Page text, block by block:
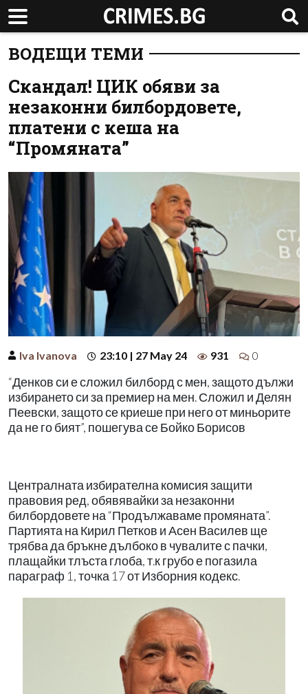
ВОДЕЩИ ТЕМИ
Скандал! ЦИК обяви за
незаконни билбордовете,
платени с кеша на
“Промяната”
Iva Ivanova 23:10 | 27 May 24 931 0
“Денков си е сложил билборд с мен, защото дължи
избирането си за премиер на мен. Сложил и Делян
Пеевски, защото се криеше при него от миньорите
да не го бият”, пошегува се Бойко Борисов
Централната избирателна комисия защити
правовия ред, обявявайки за незаконни
билбордовете на “Продължаваме промяната”.
Партията на Кирил Петков и Асен Василев ще
трябва да бръкне дълбоко в чувалите с пачки,
плащайки тлъста глоба, т.к грубо е погазила
параграф 1, точка 17 от Изборния кодекс.